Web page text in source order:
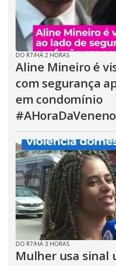
DO R7/HÁ 2 HORAS
Aline Mineiro é
com segurança
em condomínio
DO R7/HÁ 3 HORAS
Mulher usa sinal